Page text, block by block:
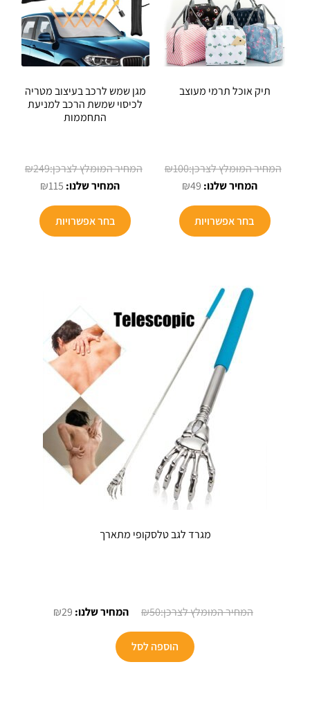
תיק אוכל תרמי מעוצב
₪100 המחיר
₪49
הוא:
בחר אפשרויות
למוצר
זה
לבחור
בעמוד
המוצר
מגן שמש לרכב בעיצוב מטריה
לכיסוי שמשת הרכב למניעת
התחממות
₪249
₪115 המחיר
הוא:
בחר אפשרויות
מגרד לגב טלסקופי מתארך
₪50
המחיר
המקורי
היה:
₪50.
₪29 המחיר
הוספה לסל